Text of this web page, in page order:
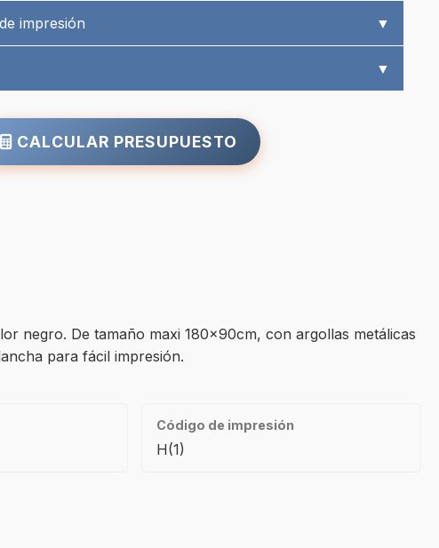
impresión ▼
▼
CALCULAR PRESUPUESTO
negro. De tamaño maxi 180x90cm, con argollas metálicas
para fácil impresión.
Código de impresión
H(1)